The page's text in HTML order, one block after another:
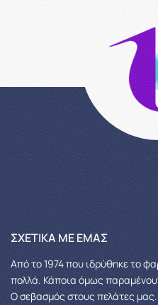
ΣΧΕΤΙΚΆ ΜΕ ΕΜΆΣ
Από το 1974 που ιδρύθηκε το
πολλά. Κάποια όμως
Ο σεβασμός στους πελάτες μας.